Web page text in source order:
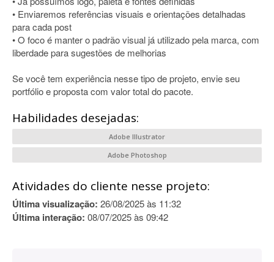
• Enviaremos referências visuais e orientações detalhadas
para cada post
• O foco é manter o padrão visual já utilizado pela marca, com
liberdade para sugestões de melhorias
Se você tem experiência nesse tipo de projeto, envie seu
portfólio e proposta com valor total do pacote.
Habilidades desejadas:
Adobe Illustrator
Adobe Photoshop
Atividades do cliente nesse projeto:
Última visualização: 26/08/2025 às 11:32
Última interação: 08/07/2025 às 09:42